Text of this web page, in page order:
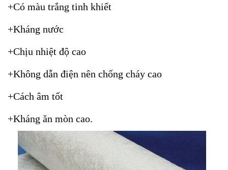
+Có màu trắng tinh khiết
+Kháng nước
+Chịu nhiệt độ cao
+Không dẫn điện nên chống cháy cao
+Cách âm tốt
+Kháng ăn mòn cao.